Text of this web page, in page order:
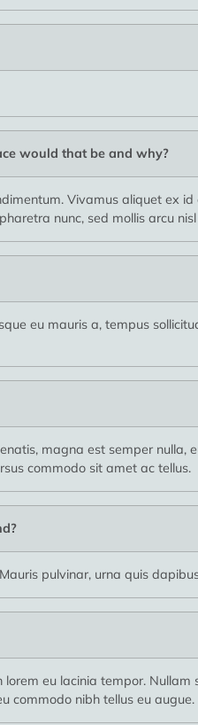
would that be and why?
Vivamus aliquet ex
nunc, sed mollis arcu
eu mauris a, tempus
magna est semper nulla,
commodo sit amet ac tellus.
pulvinar, urna quis
eu lacinia tempor.
commodo nibh tellus eu augue.